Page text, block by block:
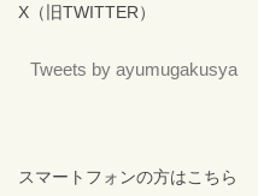
X（旧TWITTER）
Tweets by ayumugakusya
スマートフォンの方はこちら